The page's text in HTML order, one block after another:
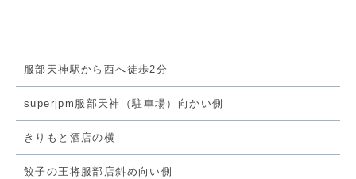
服部天神駅から西へ徒歩2分
superjpm服部天神（駐車場）向かい側
きりもと酒店の横
餃子の王将服部店斜め向い側